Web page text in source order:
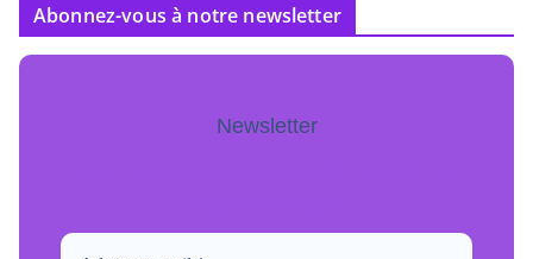
Abonnez-vous à notre newsletter
Newsletter